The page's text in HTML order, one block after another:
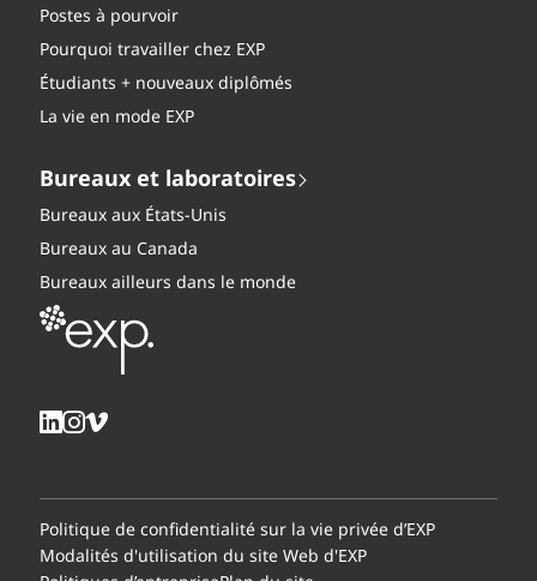
Postes à pourvoir
Pourquoi travailler chez EXP
Étudiants + nouveaux diplômés
La vie en mode EXP
Bureaux et laboratoires
Bureaux aux États-Unis
Bureaux au Canada
Bureaux ailleurs dans le monde
Politique de confidentialité sur la vie privée d’EXP
Modalités d'utilisation du site Web d'EXP